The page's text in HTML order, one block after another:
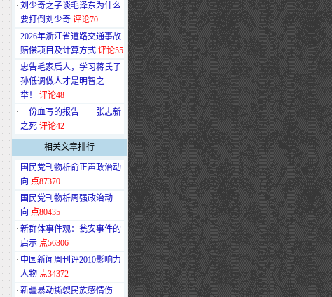
· 刘少奇之子谈毛泽东为什么
要打倒刘少奇 评论70
· 2026年浙江省道路交通事故
赔偿项目及计算方式 评论55
· 忠告毛家后人，学习蒋氏子
孙低调做人才是明智之
举！
评论48
· 一份血写的报告——张志新
之死 评论42
相关文章排行
· 国民党刊物析俞正声政治动
向 点87370
· 国民党刊物析周强政治动
向 点80435
· 新群体事件观：瓮安事件的
启示 点56306
· 中国新闻周刊评2010影响力
人物 点34372
· 新疆暴动撕裂民族感情伤